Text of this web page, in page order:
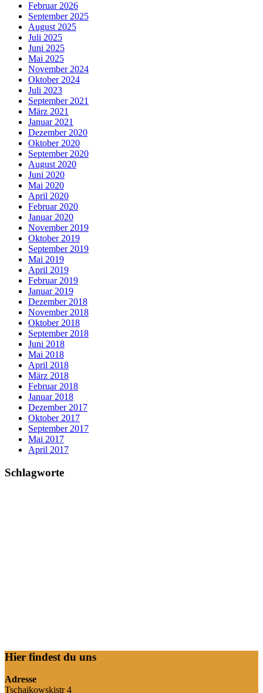
Februar 2026
September 2025
August 2025
Juli 2025
Juni 2025
Mai 2025
November 2024
Oktober 2024
Juli 2023
September 2021
März 2021
Januar 2021
Dezember 2020
Oktober 2020
September 2020
August 2020
Juni 2020
Mai 2020
April 2020
Februar 2020
Januar 2020
November 2019
Oktober 2019
September 2019
Mai 2019
April 2019
Februar 2019
Januar 2019
Dezember 2018
November 2018
Oktober 2018
September 2018
Juni 2018
Mai 2018
April 2018
März 2018
Februar 2018
Januar 2018
Dezember 2017
Oktober 2017
September 2017
Mai 2017
April 2017
Schlagworte
Hier findest du uns
Adresse
Tschaikowskistr 4